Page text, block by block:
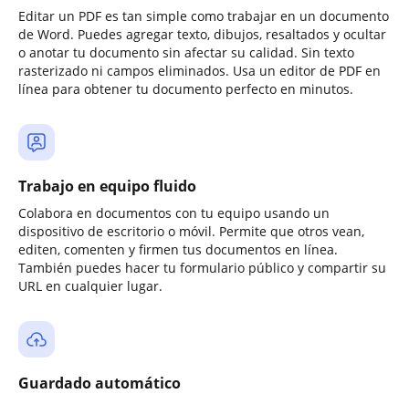
Editar un PDF es tan simple como trabajar en un documento
de Word. Puedes agregar texto, dibujos, resaltados y ocultar
o anotar tu documento sin afectar su calidad. Sin texto
rasterizado ni campos eliminados. Usa un editor de PDF en
línea para obtener tu documento perfecto en minutos.
Trabajo en equipo fluido
Colabora en documentos con tu equipo usando un
dispositivo de escritorio o móvil. Permite que otros vean,
editen, comenten y firmen tus documentos en línea.
También puedes hacer tu formulario público y compartir su
URL en cualquier lugar.
Guardado automático